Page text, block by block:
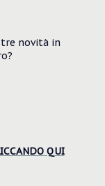
novità in
QUI